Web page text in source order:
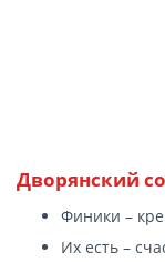
Дворянский
Финики –
Их есть –